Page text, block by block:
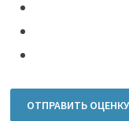
ОТПРАВИТЬ ОЦЕНКУ